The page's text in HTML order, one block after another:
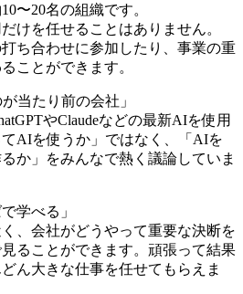
〜20名の組織です。
けを任せることはありません。
ち合わせに参加したり、事業の重
ことができます。
当たり前の会社」
やClaudeなどの最新AIを使用
AIを使うか」ではなく、「AIを
か」をみんなで熱く議論していま
学べる」
、会社がどうやって重要な決断を
ることができます。頑張って結果
ん大きな仕事を任せてもらえま